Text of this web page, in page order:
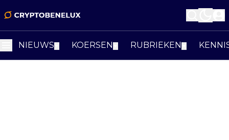
NIEUWS KOERSEN RUBRIEKEN